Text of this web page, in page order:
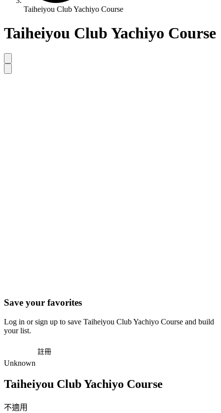
Taiheiyou Club Yachiyo Course
Taiheiyou Club Yachiyo Course
Save your favorites
Log in or sign up to save Taiheiyou Club Yachiyo Course and build
your list.
註冊
Unknown
Taiheiyou Club Yachiyo Course
不適用